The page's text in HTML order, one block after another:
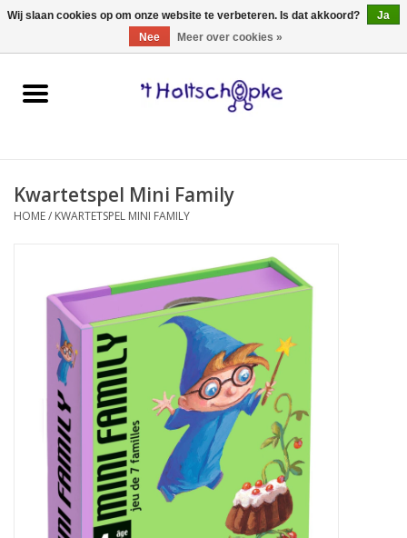
0 Artikelen - €0,00
Home
spellen
schmink & make-up
hebbedingen
kinderkamer
eten & drinken
knuffels
Kwartetspel Mini Family
HOME/ KWARTETSPEL MINI FAMILY
Wij slaan cookies op om onze website te verbeteren. Is dat akkoord?
Ja
Nee
Meer over cookies »